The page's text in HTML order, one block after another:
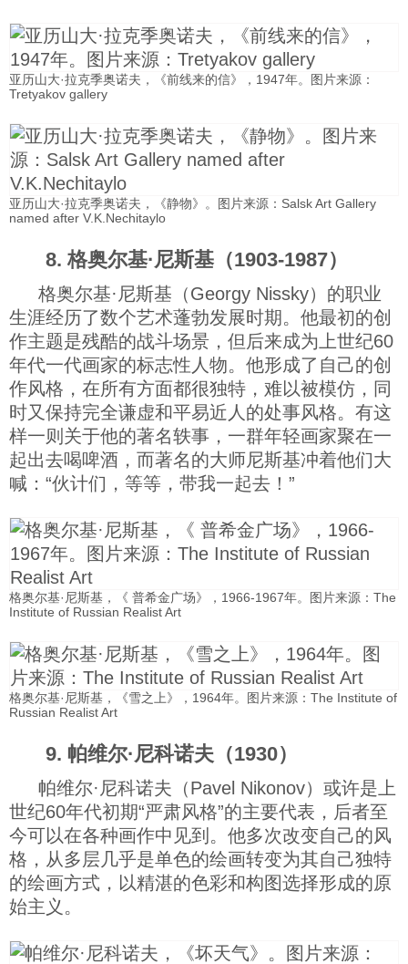
亚历山大·拉克季奥诺夫，《前线来的信》，1947年。图片来源：
Tretyakov gallery
亚历山大·拉克季奥诺夫，《静物》。图片来源：Salsk Art Gallery
named after V.K.Nechitaylo
8. 格奥尔基·尼斯基（1903-1987）
格奥尔基·尼斯基（Georgy Nissky）的职业
生涯经历了数个艺术蓬勃发展时期。他最初的创
作主题是残酷的战斗场景，但后来成为上世纪60
年代一代画家的标志性人物。他形成了自己的创
作风格，在所有方面都很独特，难以被模仿，同
时又保持完全谦虚和平易近人的处事风格。有这
样一则关于他的著名轶事，一群年轻画家聚在一
起出去喝啤酒，而著名的大师尼斯基冲着他们大
喊：“伙计们，等等，带我一起去！”
格奥尔基·尼斯基，《 普希金广场》，1966-1967年。图片来源：The
Institute of Russian Realist Art
格奥尔基·尼斯基，《雪之上》，1964年。图片来源：The Institute of
Russian Realist Art
9. 帕维尔·尼科诺夫（1930）
帕维尔·尼科诺夫（Pavel Nikonov）或许是上
世纪60年代初期“严肃风格”的主要代表，后者至
今可以在各种画作中见到。他多次改变自己的风
格，从多层几乎是单色的绘画转变为其自己独特
的绘画方式，以精湛的色彩和构图选择形成的原
始主义。